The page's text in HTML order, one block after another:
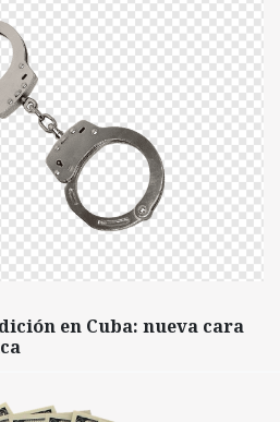
en Cuba: nueva cara